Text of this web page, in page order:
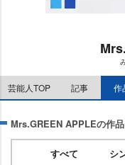
芸能人TOP 記事 作
Mrs.GREEN APPLEの作品
すべて シ